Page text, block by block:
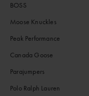
BOSS
Moose Knuckles
Peak Performance
Canada Goose
Parajumpers
Polo Ralph Lauren